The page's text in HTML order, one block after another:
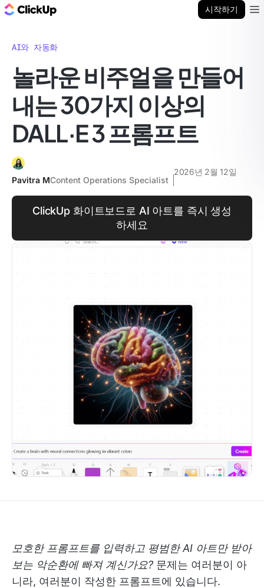
시작하기
AI와 자동화
놀라운 비주얼을 만들어
내는 30가지 이상의
DALL·E 3 프롬프트
Pavitra MContent Operations Specialist
2026년 2월 12일
ClickUp 화이트보드로 AI 아트를 즉시 생성
하세요
모호한 프롬프트를 입력하고 평범한 AI 아트만 받아
보는 악순환에 빠져 계신가요? 문제는 여러분이 아
니라, 여러분이 작성한 프롬프트에 있습니다.